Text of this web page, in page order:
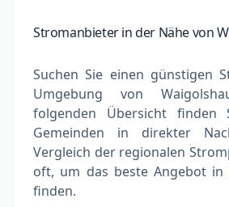
Stromanbieter in der Nähe von
Suchen Sie einen günstigen
Umgebung von
folgenden Übersicht finden
Gemeinden in direkter
Vergleich der regionalen
oft, um das beste Angebot in
finden.